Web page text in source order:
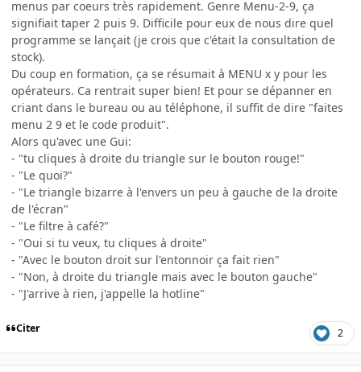
menus par coeurs très rapidement. Genre Menu-2-9, ça
signifiait taper 2 puis 9. Difficile pour eux de nous dire quel
programme se lançait (je crois que c'était la consultation de
stock).
Du coup en formation, ça se résumait à MENU x y pour les
opérateurs. Ca rentrait super bien! Et pour se dépanner en
criant dans le bureau ou au téléphone, il suffit de dire "faites
menu 2 9 et le code produit".
Alors qu'avec une Gui:
- "tu cliques à droite du triangle sur le bouton rouge!"
- "Le quoi?"
- "Le triangle bizarre à l'envers un peu à gauche de la droite
de l'écran"
- "Le filtre à café?"
- "Oui si tu veux, tu cliques à droite"
- "Avec le bouton droit sur l'entonnoir ça fait rien"
- "Non, à droite du triangle mais avec le bouton gauche"
- "J'arrive à rien, j'appelle la hotline"
Citer 2